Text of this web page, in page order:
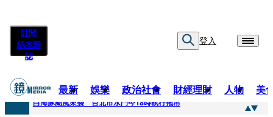
訂閱
紙本雜
誌
登入
最新 娛樂 政治社會 財經理財 人物 美
快訊
白海豚颱風來襲 台北市水門今18時執行拖吊